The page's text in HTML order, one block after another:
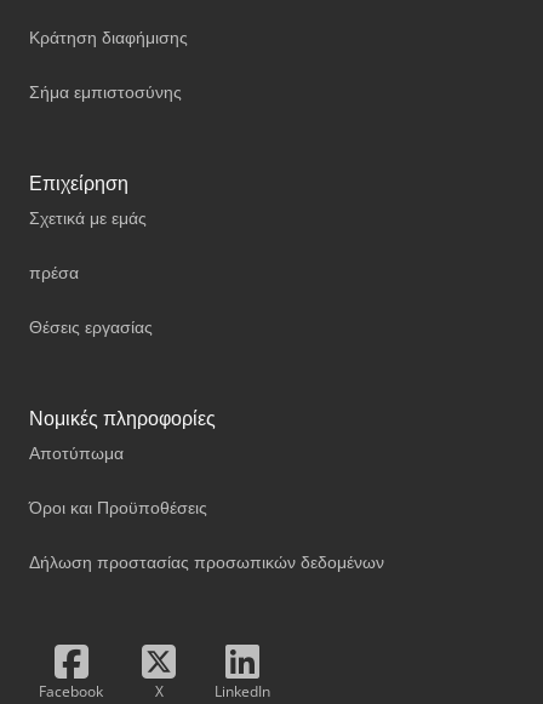
Κράτηση διαφήμισης
Σήμα εμπιστοσύνης
Επιχείρηση
Σχετικά με εμάς
πρέσα
Θέσεις εργασίας
Νομικές πληροφορίες
Αποτύπωμα
Όροι και Προϋποθέσεις
Δήλωση προστασίας προσωπικών δεδομένων
Facebook X LinkedIn